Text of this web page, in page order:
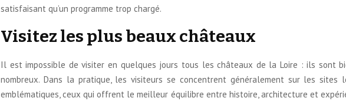
satisfaisant qu’un programme trop chargé.
Visitez les plus beaux châteaux
Il est impossible de visiter en quelques jours tous les châteaux de la Loire : ils sont
nombreux. Dans la pratique, les visiteurs se concentrent généralement sur les sites
emblématiques, ceux qui offrent le meilleur équilibre entre histoire, architecture et